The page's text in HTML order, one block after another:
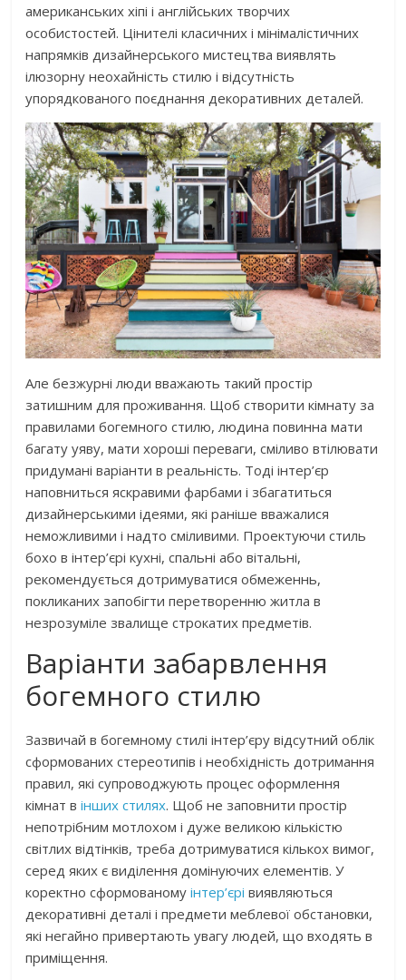
американських хіпі і англійських творчих
особистостей. Цінителі класичних і мінімалістичних
напрямків дизайнерського мистецтва виявлять
ілюзорну неохайність стилю і відсутність
упорядкованого поєднання декоративних деталей.
Але безжурні люди вважають такий простір
затишним для проживання. Щоб створити кімнату за
правилами богемного стилю, людина повинна мати
багату уяву, мати хороші переваги, сміливо втілювати
придумані варіанти в реальність. Тоді інтер’єр
наповниться яскравими фарбами і збагатиться
дизайнерськими ідеями, які раніше вважалися
неможливими і надто сміливими. Проектуючи стиль
бохо в інтер’єрі кухні, спальні або вітальні,
рекомендується дотримуватися обмеженнь,
покликаних запобігти перетворенню житла в
незрозуміле звалище строкатих предметів.
Варіанти забарвлення
богемного стилю
Зазвичай в богемному стилі інтер’єру відсутний облік
сформованих стереотипів і необхідність дотримання
правил, які супроводжують процес оформлення
кімнат вінших стилях. Щоб не заповнити простір
непотрібним мотлохом і дуже великою кількістю
світлих відтінків, треба дотримуватися кількох вимог,
серед яких є виділення домінуючих елементів. У
коректно сформованомуінтер’єрі виявляються
декоративні деталі і предмети меблевої обстановки,
які негайно привертають увагу людей, що входять в
приміщення.